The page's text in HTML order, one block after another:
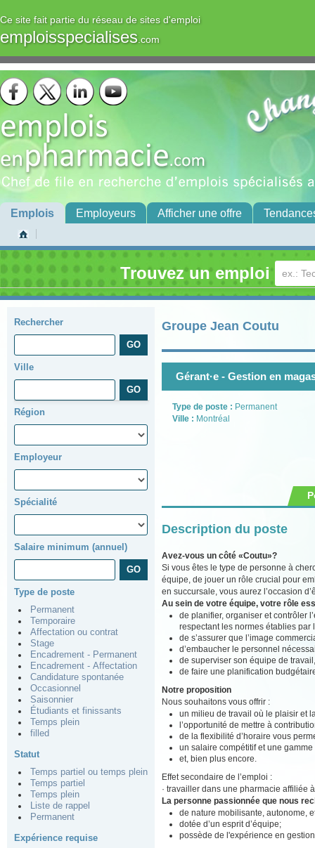
Ce site fait partie du réseau de sites d'emploi
emploisspecialises.com
Emplois Employeurs Afficher une offre
Trouvez un emploi
Rechercher
Ville
Région
Employeur
Spécialité
Salaire minimum (annuel)
Type de poste
Permanent
Temporaire
Affectation ou contrat
Stage
Encadrement - Permanent
Encadrement - Affectation
Candidature spontanée
Occasionnel
Saisonnier
Étudiants et finissants
Temps plein
filled
Statut
Temps partiel ou temps plein
Temps partiel
Temps plein
Liste de rappel
Permanent
Expérience requise
Groupe Jean Coutu
Gérant·e - Gestion en
Type de poste : Permanent
Ville : Montréal
Description du poste
Avez-vous un côté «Coutu»?
Si vous êtes le type de personne à
équipe, de jouer un rôle crucial pour
en succursale, vous aurez l’occasion
Au sein de votre équipe, votre rôle
de planifier, organiser et contrôler
respectant les normes établies par
de s’assurer que l’image
d’embaucher le personnel
de superviser son équipe de
de faire une planification
Notre proposition
Nous souhaitons vous offrir :
un milieu de travail où le plaisir et
l’opportunité de mettre à
de la flexibilité d’horaire vous
un salaire compétitif et une gamme
et, bien plus encore.
Effet secondaire de l’emploi :
· travailler dans une pharmacie affiliée
La personne passionnée que nous
de nature mobilisante, autonome,
dotée d’un esprit d’équipe;
possède de l'expérience en